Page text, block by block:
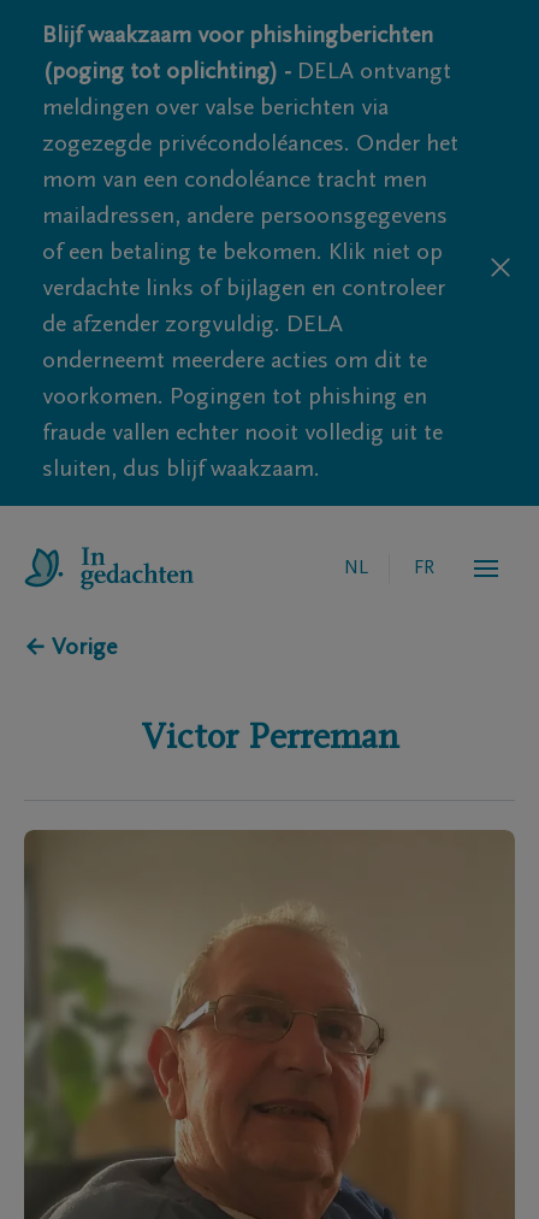
Blijf waakzaam voor phishingberichten
(poging tot oplichting) - DELA ontvangt
meldingen over valse berichten via
zogezegde privécondoléances. Onder het
mom van een condoléance tracht men
mailadressen, andere persoonsgegevens
of een betaling te bekomen. Klik niet op
verdachte links of bijlagen en controleer
de afzender zorgvuldig. DELA
onderneemt meerdere acties om dit te
voorkomen. Pogingen tot phishing en
fraude vallen echter nooit volledig uit te
sluiten, dus blijf waakzaam.
NL FR
← Vorige
Victor Perreman